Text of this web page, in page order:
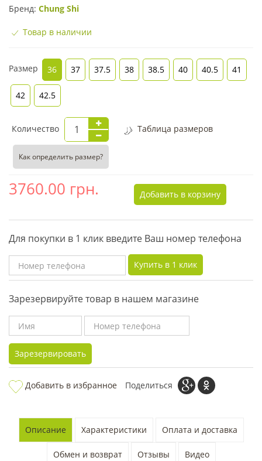
Бренд: Chung Shi
Товар в наличии
Размер 36 37 37.5 38 38.5 40 40.5 41
42 42.5
Количество Таблица размеров
Как определить размер?
3760.00 грн. Добавить в корзину
Для покупки в 1 клик введите Ваш номер телефона
Купить в 1 клик
Зарезервируйте товар в нашем магазине
Зарезервировать
Добавить в избранное Поделиться
Описание Характеристики Оплата и доставка
Обмен и возврат Отзывы Видео